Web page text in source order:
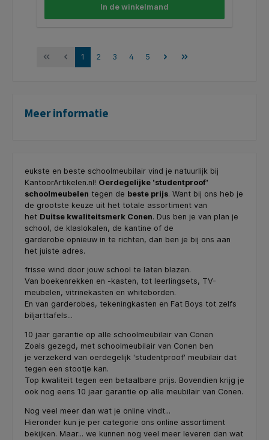
vloeren verkrijgbaar (FG-ST).
In de winkelmand
1 2 3 4 5
Meer informatie
eukste en beste schoolmeubilair vind je natuurlijk bij
KantoorArtikelen.nl! Oerdegelijke 'studentproof'
schoolmeubelen tegen de beste prijs. Want bij ons heb je
de grootste keuze uit het totale assortiment van
het Duitse kwaliteitsmerk Conen. Dus ben je van plan je
school, de klaslokalen, de kantine of de
garderobe opnieuw in te richten, dan ben je bij ons aan
het juiste adres.
frisse wind door jouw school te laten blazen.
Van boekenrekken en -kasten, tot leerlingsets, TV-
meubelen, vitrinekasten en whiteborden.
En van garderobes, tekeningkasten en Fat Boys tot zelfs
biljarttafels...
10 jaar garantie op alle schoolmeubilair van Conen
Zoals gezegd, met schoolmeubilair van Conen ben
je verzekerd van oerdegelijk 'studentproof' meubilair dat
tegen een stootje kan.
Top kwaliteit tegen een betaalbare prijs. Bovendien krijg je
ook nog eens 10 jaar garantie op alle meubilair van Conen.
Nog veel meer dan wat je online vindt...
Hieronder kun je per categorie ons online assortiment
bekijken. Maar... we kunnen nog veel meer leveren dan wat